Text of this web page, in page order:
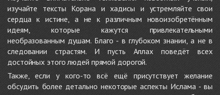
изучайте тексты Корана и хадисы и устремляйте свои
сердца к истине, а не к различным новоизобретённым
идеям, которые кажутся привлекательными
необразованным душам. Благо - в глубоком знании, а не в
следовании страстям. И пусть Аллах поведёт всех
достойных этого людей прямой дорогой.
Также, если у кого-то всё ещё присутствует желание
обсудить более детально некоторые аспекты Ислама - вы